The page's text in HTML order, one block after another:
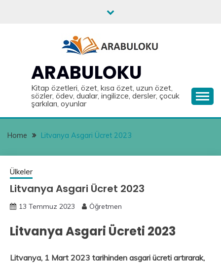
ARABULOKU
Kitap özetleri, özet, kısa özet, uzun özet,
sözler, ödev, dualar, ingilizce, dersler, çocuk
şarkıları, oyunlar
Home Litvanya Asgari Ücret 2023
Ülkeler
Litvanya Asgari Ücret 2023
13 Temmuz 2023 Öğretmen
Litvanya Asgari Ücreti 2023
Litvanya, 1 Mart 2023 tarihinden asgari ücreti artırarak,